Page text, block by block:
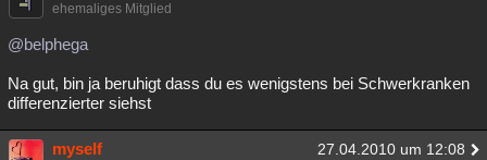
ehemaliges Mitglied
@belphega
Na gut, bin ja beruhigt dass du es wenigstens bei Schwerkranken
differenzierter siehst
myself 27.04.2010 um 12:08